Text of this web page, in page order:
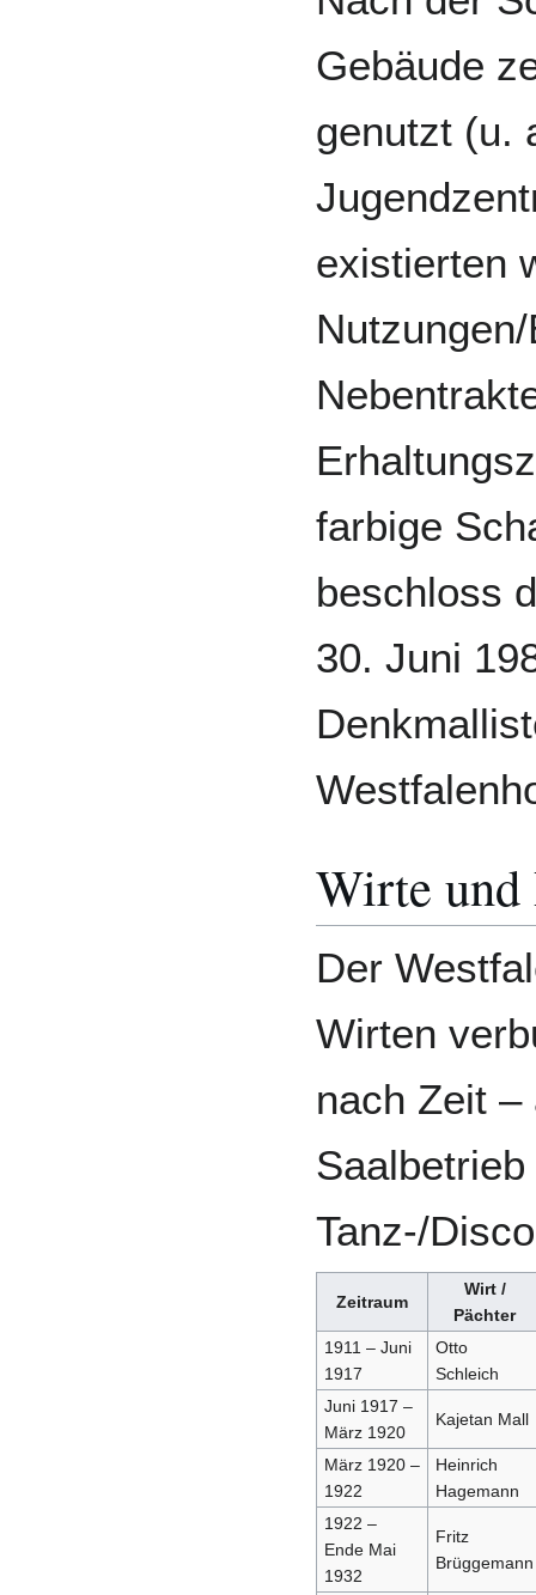
Gebäude
genutzt (u.
existierten
farbige
beschloss
30. Juni
Wirte und
Der
Wirten
nach Zeit
Tanz-/
Zeitraum
Wirt /
Pächter
1911 – Juni
1917
Otto
Schleich
Juni 1917 –
März 1920
Kajetan Mall
März 1920 –
1922
Heinrich
Hagemann
1922 –
Ende Mai
1932
Fritz
Brüggemann